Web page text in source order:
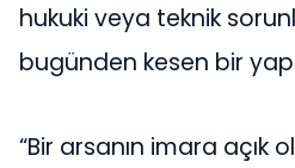
hukuki veya teknik
bugünden kesen bir
“Bir arsanın imara açık